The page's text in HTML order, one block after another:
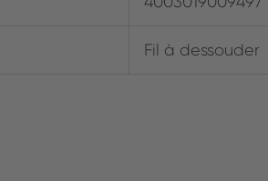
Fil à dessouder